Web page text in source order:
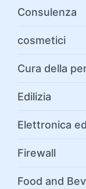
Consulenza
cosmetici
Cura della
Edilizia
Elettronica
Firewall
Food and